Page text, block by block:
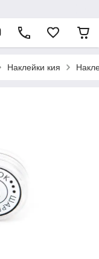
Наклейки кия